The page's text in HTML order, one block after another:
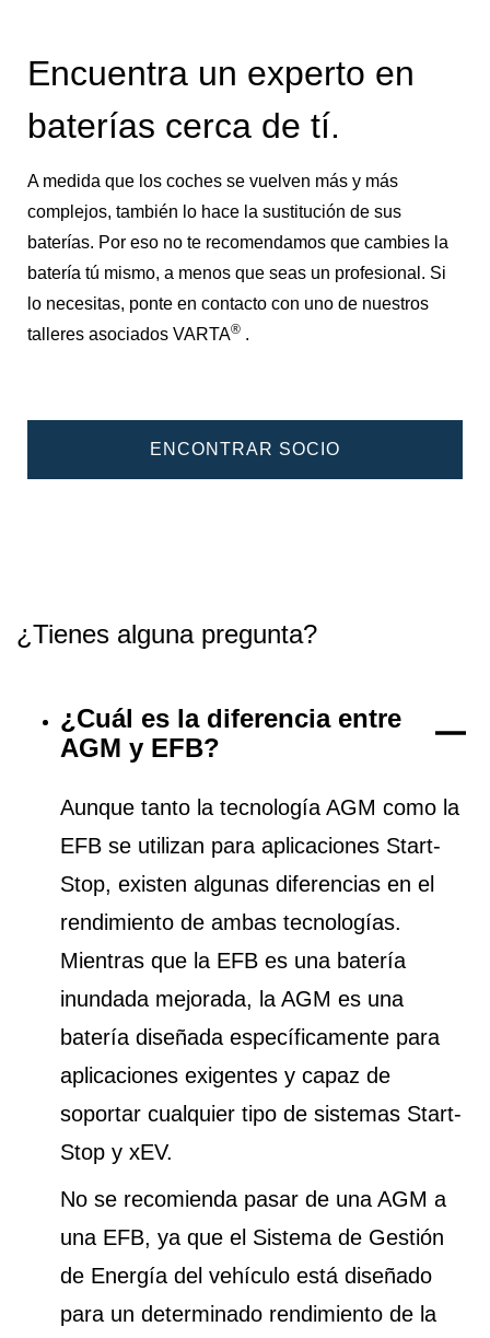
Encuentra un experto en
baterías cerca de tí.
A medida que los coches se vuelven más y más
complejos, también lo hace la sustitución de sus
baterías. Por eso no te recomendamos que cambies la
batería tú mismo, a menos que seas un profesional. Si
lo necesitas, ponte en contacto con uno de nuestros
talleres asociados VARTA® .
ENCONTRAR SOCIO
¿Tienes alguna pregunta?
¿Cuál es la diferencia entre
AGM y EFB?
Aunque tanto la tecnología AGM como la
EFB se utilizan para aplicaciones Start-
Stop, existen algunas diferencias en el
rendimiento de ambas tecnologías.
Mientras que la EFB es una batería
inundada mejorada, la AGM es una
batería diseñada específicamente para
aplicaciones exigentes y capaz de
soportar cualquier tipo de sistemas Start-
Stop y xEV.
No se recomienda pasar de una AGM a
una EFB, ya que el Sistema de Gestión
de Energía del vehículo está diseñado
para un determinado rendimiento de la